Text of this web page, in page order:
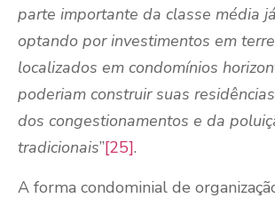
parte importante da classe média
optando por investimentos em
localizados em condomínios
poderiam construir suas
dos congestionamentos e da
tradicionais”[25].
A forma condominial de